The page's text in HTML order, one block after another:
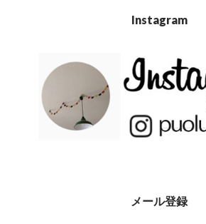
Instagram
メール登録